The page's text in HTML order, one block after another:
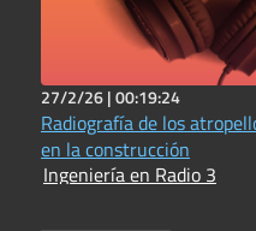
27/2/26 |00:19:24
Radiografía de los
en la construcción
Ingeniería en Radio 3